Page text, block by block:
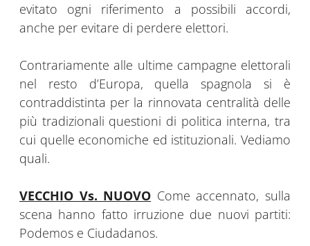
evitato ogni riferimento a possibili accordi,
anche per evitare di perdere elettori.
Contrariamente alle ultime campagne elettorali
nel resto d’Europa, quella spagnola si è
contraddistinta per la rinnovata centralità delle
più tradizionali questioni di politica interna, tra
cui quelle economiche ed istituzionali. Vediamo
quali.
VECCHIO Vs. NUOVO Come accennato, sulla
scena hanno fatto irruzione due nuovi partiti:
Podemos e Ciudadanos.